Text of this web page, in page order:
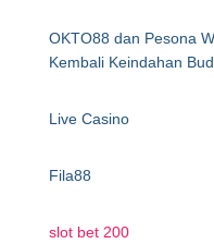
OKTO88 dan Pesona
Kembali Keindahan
Live Casino
Fila88
slot bet 200